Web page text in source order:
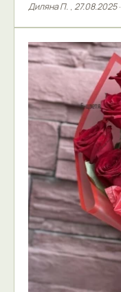
Диляна П. , 27.08.2025·